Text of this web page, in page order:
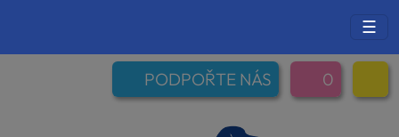
☰
PODPOŘTE NÁS 0